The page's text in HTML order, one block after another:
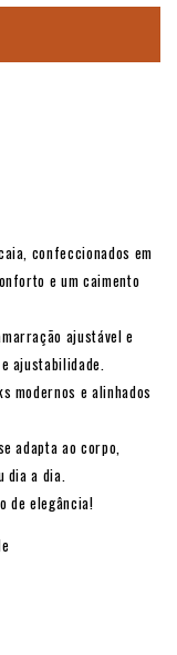
confeccionados em
e um caimento
ajustável e
ajustabilidade.
modernos e alinhados
adapta ao corpo,
a dia.
de elegância!